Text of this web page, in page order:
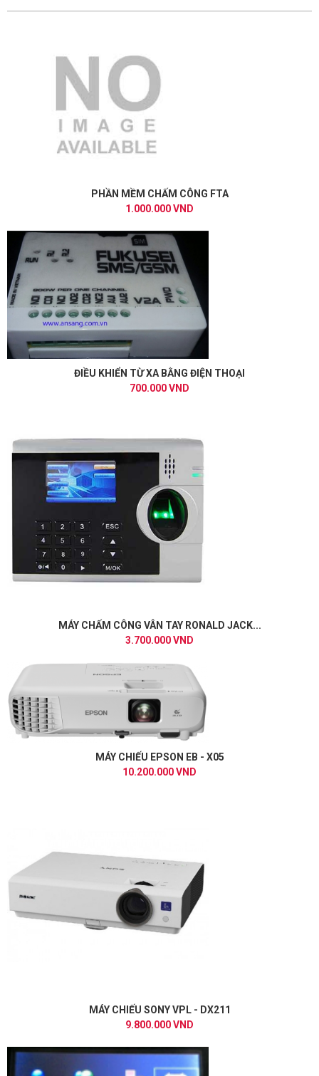
PHẦN MỀM CHẤM CÔNG FTA
1.000.000 VND
ĐIỀU KHIỂN TỪ XA BẰNG ĐIỆN THOẠI
700.000 VND
MÁY CHẤM CÔNG VÂN TAY RONALD JACK...
3.700.000 VND
MÁY CHIẾU EPSON EB - X05
10.200.000 VND
MÁY CHIẾU SONY VPL - DX211
9.800.000 VND